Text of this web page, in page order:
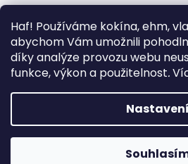
Haf! Používáme kokína, ehm,
abychom Vám umožnili
díky analýze provozu webu
funkce, výkon a použitelnost.
Nastavení
K nákupu prémiová zubní pasta od
materiál, barvy… rychlost
Moc děkuji! "
— Veronika